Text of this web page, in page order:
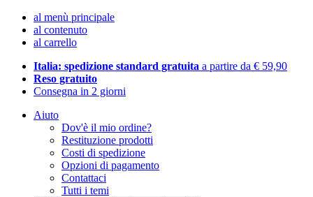
al menù principale
al contenuto
al carrello
Italia: spedizione standard gratuita a partire da € 59,90
Reso gratuito
Consegna in 2 giorni
Aiuto
Dov'è il mio ordine?
Restituzione prodotti
Costi di spedizione
Opzioni di pagamento
Contattaci
Tutti i temi